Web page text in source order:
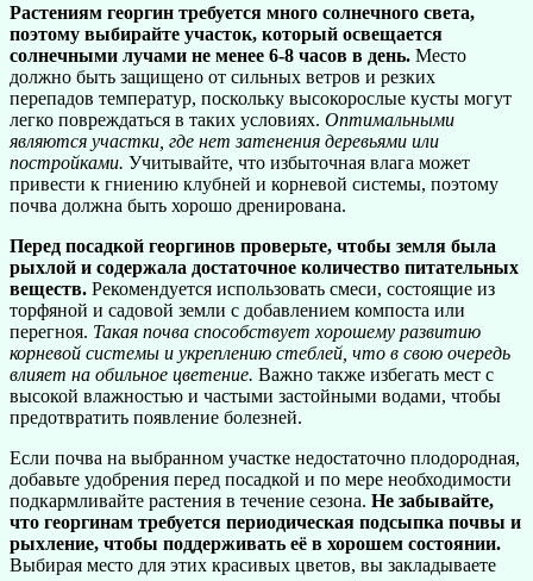
Растениям георгин требуется много солнечного света,
поэтому выбирайте участок, который освещается
солнечными лучами не менее 6-8 часов в день. Место
должно быть защищено от сильных ветров и резких
перепадов температур, поскольку высокорослые кусты могут
легко повреждаться в таких условиях. Оптимальными
являются участки, где нет затенения деревьями или
постройками. Учитывайте, что избыточная влага может
привести к гниению клубней и корневой системы, поэтому
почва должна быть хорошо дренирована.
Перед посадкой георгинов проверьте, чтобы земля была
рыхлой и содержала достаточное количество питательных
веществ. Рекомендуется использовать смеси, состоящие из
торфяной и садовой земли с добавлением компоста или
перегноя. Такая почва способствует хорошему развитию
корневой системы и укреплению стеблей, что в свою очередь
влияет на обильное цветение. Важно также избегать мест с
высокой влажностью и частыми застойными водами, чтобы
предотвратить появление болезней.
Если почва на выбранном участке недостаточно плодородная,
добавьте удобрения перед посадкой и по мере необходимости
подкармливайте растения в течение сезона. Не забывайте,
что георгинам требуется периодическая подсыпка почвы и
рыхление, чтобы поддерживать её в хорошем состоянии.
Выбирая место для этих красивых цветов, вы закладываете